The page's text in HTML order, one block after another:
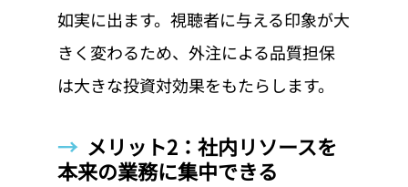
如実に出ます。視聴者に与える印象が大
きく変わるため、外注による品質担保
は大きな投資対効果をもたらします。
→ メリット2：社内リソースを
本来の業務に集中できる